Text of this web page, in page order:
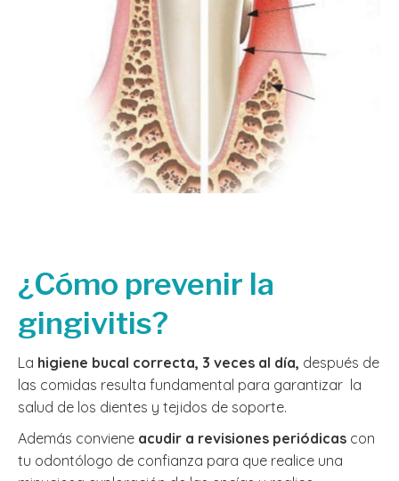
¿Cómo prevenir la
gingivitis?
La higiene bucal correcta, 3 veces al día, después de
las comidas resulta fundamental para garantizar la
salud de los dientes y tejidos de soporte.
Además conviene acudir a revisiones periódicas con
tu odontólogo de confianza para que realice una